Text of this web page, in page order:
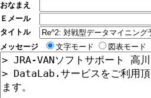
おなまえ
Ｅメール
タイトル
メッセージ
文字モード 図表モード